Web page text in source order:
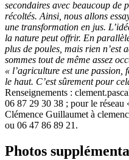
secondaires avec beaucoup de
récoltés. Ainsi, nous allons
une transformation en jus.
la nature peut offrir. En
plus de poules, mais rien n’est
sommes tout de même assez
« l’agriculture est une passion,
le haut. C’est sûrement pour
Renseignements :
06 87 29 30 38 ; pour le réseau
Clémence Guillaumet à
ou 06 47 86 89 21.
Photos